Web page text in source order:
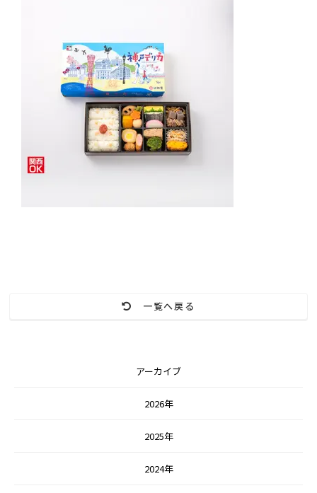
一覧へ戻る
アーカイブ
2026年
2025年
2024年